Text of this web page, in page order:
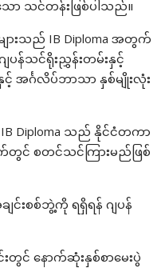
ာ သင်တန်းဖြစ်ပါသည်။
ားသည် IB Diploma အတွက်
န်သင်ရိုးညွှန်းတမ်းနှင့်
အင်္ဂလိပ်ဘာသာ နှစ်မျိုးလုံး
Diploma သည် နိုင်ငံတကာ
တွင် စတင်သင်ကြားမည်ဖြစ်
င်းစစ်ဘွဲ့ကို ရရှိရန် ဂျပန်
နောက်ဆုံးနှစ်စာမေးပွဲ